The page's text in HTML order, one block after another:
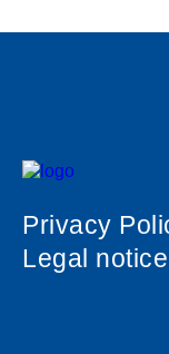
Privacy
Legal notice